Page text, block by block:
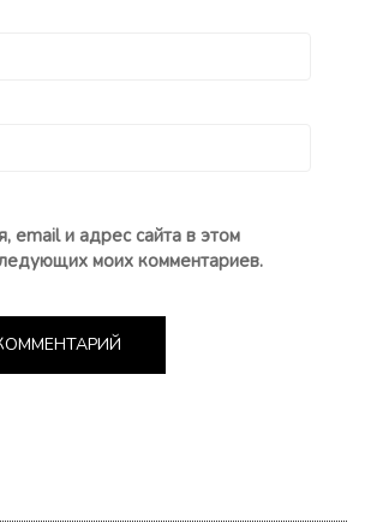
email и адрес сайта в этом
моих комментариев.